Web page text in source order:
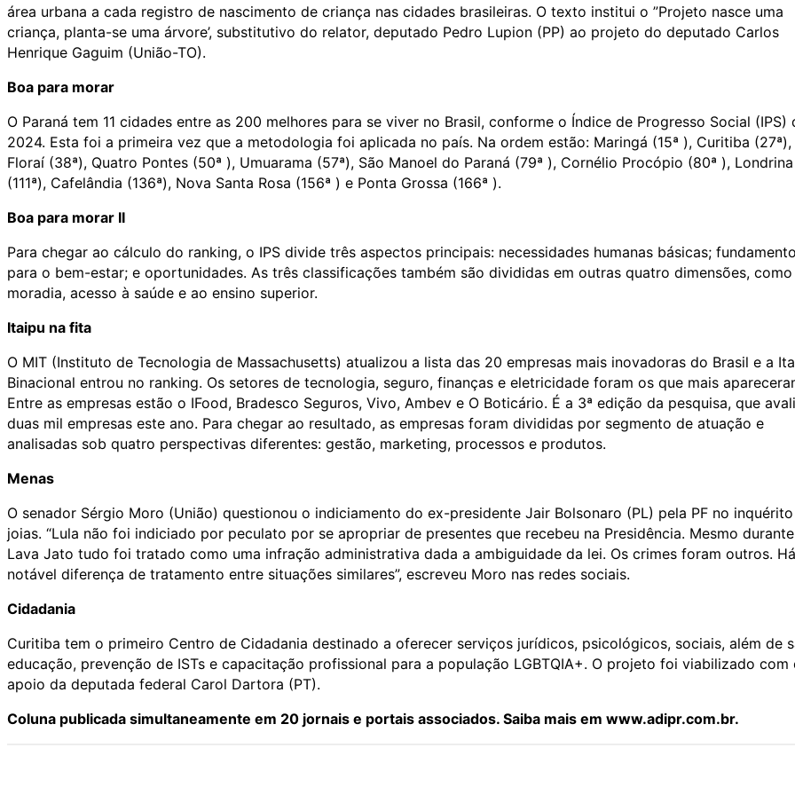
área urbana a cada registro de nascimento de criança nas cidades brasileiras. O texto institui o ”Projeto nasce uma
criança, planta-se uma árvore’, substitutivo do relator, deputado Pedro Lupion (PP) ao projeto do deputado Carlos
Henrique Gaguim (União-TO).
Boa para morar
O Paraná tem 11 cidades entre as 200 melhores para se viver no Brasil, conforme o Índice de Progresso Social (IPS)
2024. Esta foi a primeira vez que a metodologia foi aplicada no país. Na ordem estão: Maringá (15ª ), Curitiba (27ª),
Floraí (38ª), Quatro Pontes (50ª ), Umuarama (57ª), São Manoel do Paraná (79ª ), Cornélio Procópio (80ª ), Londrina
(111ª), Cafelândia (136ª), Nova Santa Rosa (156ª ) e Ponta Grossa (166ª ).
Boa para morar II
Para chegar ao cálculo do ranking, o IPS divide três aspectos principais: necessidades humanas básicas;
para o bem-estar; e oportunidades. As três classificações também são divididas em outras quatro dimensões, como
moradia, acesso à saúde e ao ensino superior.
Itaipu na fita
O MIT (Instituto de Tecnologia de Massachusetts) atualizou a lista das 20 empresas mais inovadoras do Brasil e a
Binacional entrou no ranking. Os setores de tecnologia, seguro, finanças e eletricidade foram os que mais
Entre as empresas estão o IFood, Bradesco Seguros, Vivo, Ambev e O Boticário. É a 3ª edição da pesquisa, que
duas mil empresas este ano. Para chegar ao resultado, as empresas foram divididas por segmento de atuação e
analisadas sob quatro perspectivas diferentes: gestão, marketing, processos e produtos.
Menas
O senador Sérgio Moro (União) questionou o indiciamento do ex-presidente Jair Bolsonaro (PL) pela PF no
joias. “Lula não foi indiciado por peculato por se apropriar de presentes que recebeu na Presidência. Mesmo
Lava Jato tudo foi tratado como uma infração administrativa dada a ambiguidade da lei. Os crimes foram outros.
notável diferença de tratamento entre situações similares”, escreveu Moro nas redes sociais.
Cidadania
Curitiba tem o primeiro Centro de Cidadania destinado a oferecer serviços jurídicos, psicológicos, sociais, além de
educação, prevenção de ISTs e capacitação profissional para a população LGBTQIA+. O projeto foi viabilizado com
apoio da deputada federal Carol Dartora (PT).
Coluna publicada simultaneamente em 20 jornais e portais associados. Saiba mais em www.adipr.com.br.